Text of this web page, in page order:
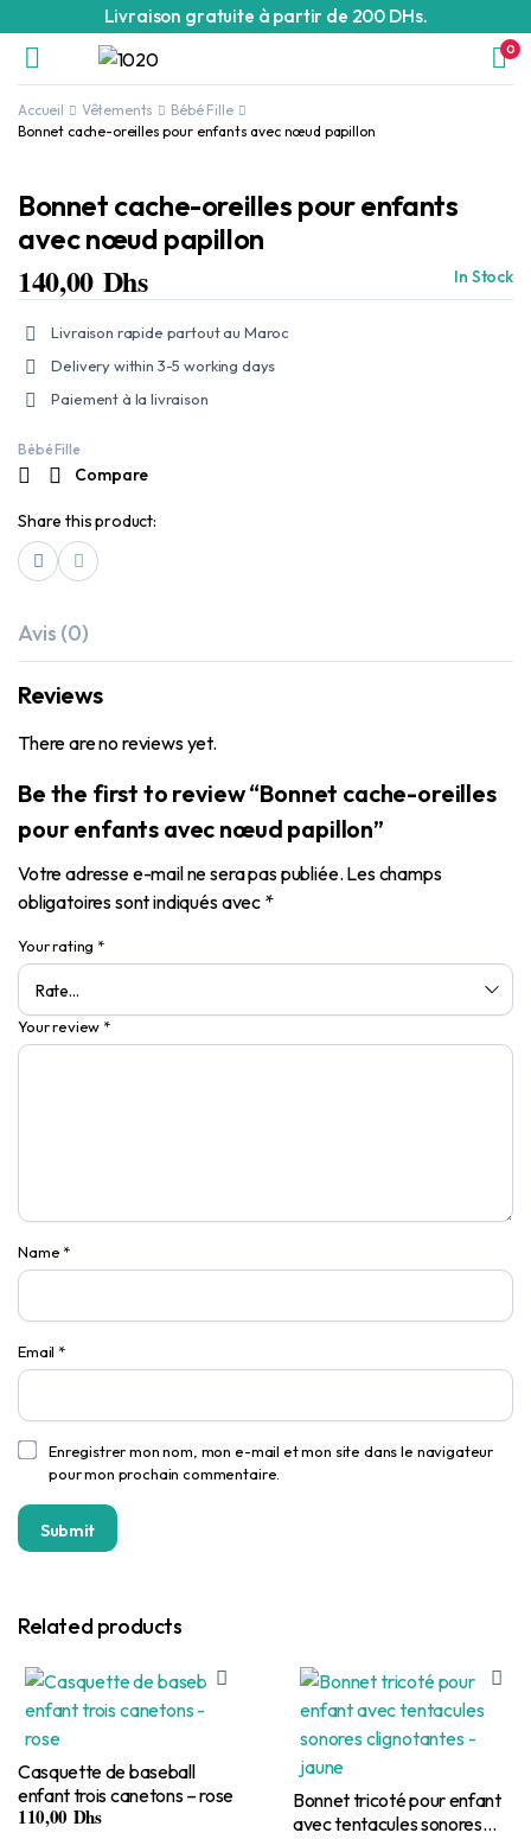
Livraison gratuite à partir de 200 DHs.
0
Accueil Vêtements
Bébé Fille
Bonnet cache-oreilles pour enfants avec nœud papillon
Bonnet cache-oreilles pour enfants
avec nœud papillon
140,00 Dhs In Stock
Livraison rapide partout au Maroc
Delivery within 3-5 working days
Paiement à la livraison
Bébé Fille
Compare
Share this product:
Avis (0)
Reviews
There are no reviews yet.
Be the first to review “Bonnet cache-oreilles
pour enfants avec nœud papillon”
Votre adresse e-mail ne sera pas publiée. Les champs
obligatoires sont indiqués avec *
Your rating *
Your review *
Name *
Email *
Enregistrer mon nom, mon e-mail et mon site dans le navigateur
pour mon prochain commentaire.
Related products
Casquette de baseball
enfant trois canetons – rose
110,00 Dhs
Bonnet tricoté pour enfant
avec tentacules sonores